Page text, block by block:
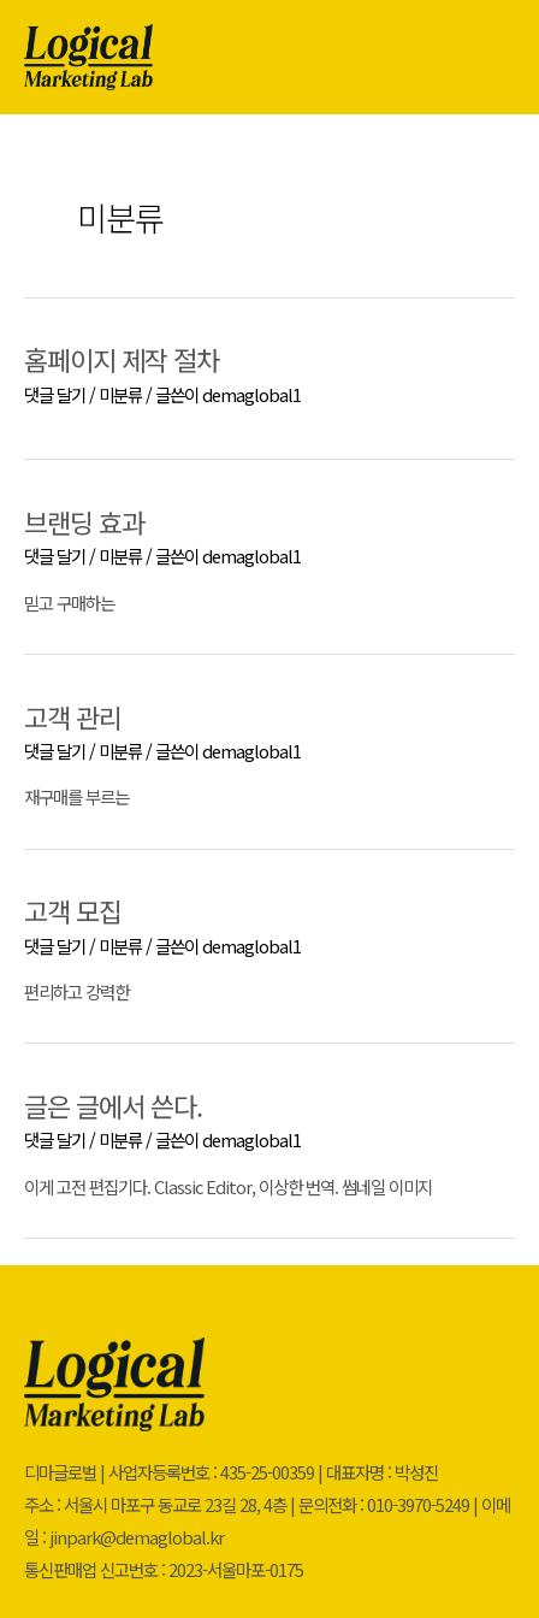
미분류
홈페이지 제작 절차
댓글 달기/미분류/ 글쓴이demaglobal1
브랜딩 효과
댓글 달기/미분류/ 글쓴이demaglobal1
믿고 구매하는
고객 관리
댓글 달기/미분류/ 글쓴이demaglobal1
재구매를 부르는
고객 모집
댓글 달기/미분류/ 글쓴이demaglobal1
편리하고 강력한
글은 글에서 쓴다.
댓글 달기/미분류/ 글쓴이demaglobal1
이게 고전 편집기다. Classic Editor, 이상한 번역. 썸네일 이미지
디마글로벌 | 사업자등록번호 : 435-25-00359 | 대표자명 : 박성진
주소 : 서울시 마포구 동교로 23길 28, 4층 | 문의전화 : 010-3970-5249 | 이메
일 : jinpark@demaglobal.kr
통신판매업 신고번호 : 2023-서울마포-0175